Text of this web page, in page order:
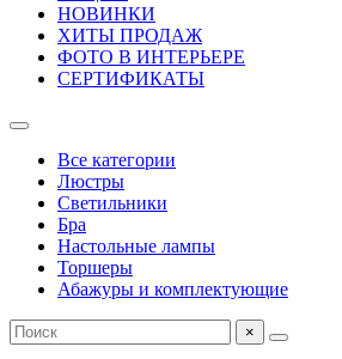
НОВИНКИ
ХИТЫ ПРОДАЖ
ФОТО В ИНТЕРЬЕРЕ
СЕРТИФИКАТЫ
Все категории
Люстры
Светильники
Бра
Настольные лампы
Торшеры
Абажуры и комплектующие
×